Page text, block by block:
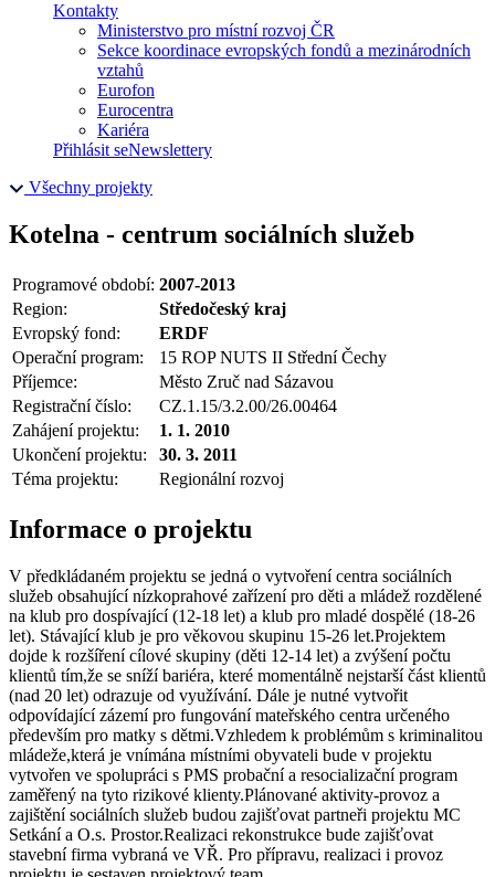
Kontakty
Ministerstvo pro místní rozvoj ČR
Sekce koordinace evropských fondů a mezinárodních
vztahů
Eurofon
Eurocentra
Kariéra
Přihlásit seNewslettery
Všechny projekty
Kotelna - centrum sociálních služeb
Programové období: 2007-2013
Region:
Středočeský kraj
Evropský fond:
ERDF
Operační program:
15 ROP NUTS II Střední Čechy
Příjemce:
Město Zruč nad Sázavou
Registrační číslo:
CZ.1.15/3.2.00/26.00464
Zahájení projektu:
1. 1. 2010
Ukončení projektu:
30. 3. 2011
Téma projektu:
Regionální rozvoj
Informace o projektu
V předkládaném projektu se jedná o vytvoření centra sociálních
služeb obsahující nízkoprahové zařízení pro děti a mládež rozdělené
na klub pro dospívající (12-18 let) a klub pro mladé dospělé (18-26
let). Stávající klub je pro věkovou skupinu 15-26 let.Projektem
dojde k rozšíření cílové skupiny (děti 12-14 let) a zvýšení počtu
klientů tím,že se sníží bariéra, které momentálně nejstarší část klientů
(nad 20 let) odrazuje od využívání. Dále je nutné vytvořit
odpovídající zázemí pro fungování mateřského centra určeného
především pro matky s dětmi.Vzhledem k problémům s kriminalitou
mládeže,která je vnímána místními obyvateli bude v projektu
vytvořen ve spolupráci s PMS probační a resocializační program
zaměřený na tyto rizikové klienty.Plánované aktivity-provoz a
zajištění sociálních služeb budou zajišťovat partneři projektu MC
Setkání a O.s. Prostor.Realizaci rekonstrukce bude zajišťovat
stavební firma vybraná ve VŘ. Pro přípravu, realizaci i provoz